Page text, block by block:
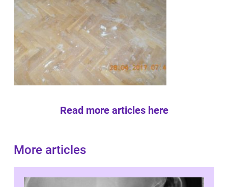
Read more articles here
More articles